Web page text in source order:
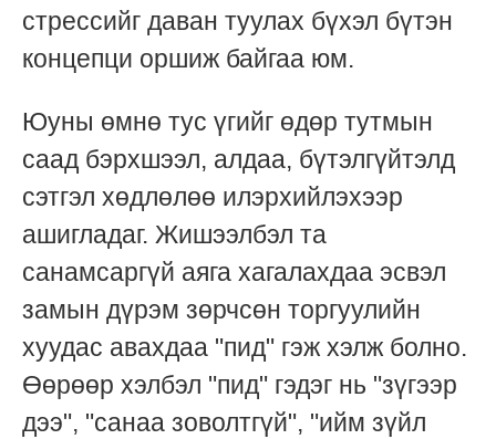
стрессийг даван туулах бүхэл бүтэн
концепци оршиж байгаа юм.
Юуны өмнө тус үгийг өдөр тутмын
саад бэрхшээл, алдаа, бүтэлгүйтэлд
сэтгэл хөдлөлөө илэрхийлэхээр
ашигладаг. Жишээлбэл та
санамсаргүй аяга хагалахдаа эсвэл
замын дүрэм зөрчсөн торгуулийн
хуудас авахдаа "пид" гэж хэлж болно.
Өөрөөр хэлбэл "пид" гэдэг нь "зүгээр
дээ", "санаа зоволтгүй", "ийм зүйл